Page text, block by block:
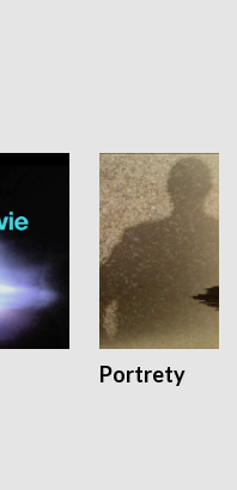
Portrety